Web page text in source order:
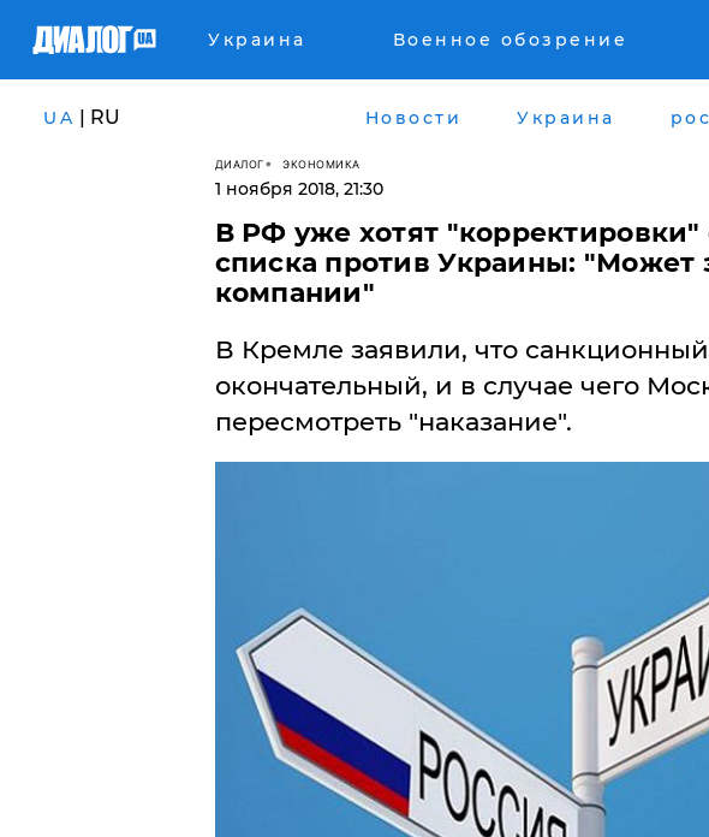
Украина Военное обозрение
UA | RU Новости Украина
ДИАЛОГ ЭКОНОМИКА
1 ноября 2018, 21:30
В РФ уже хотят "корректировки"
списка против Украины: "Может
компании"
В Кремле заявили, что
окончательный, и в случае чего
пересмотреть "наказание".